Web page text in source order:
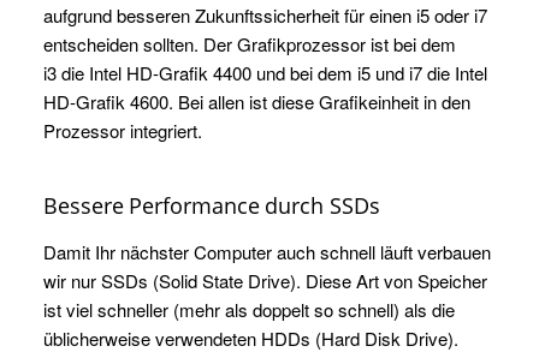
aufgrund besseren Zukunftssicherheit für einen i5 oder i7
entscheiden sollten. Der Grafikprozessor ist bei dem
i3 die Intel HD-Grafik 4400 und bei dem i5 und i7 die Intel
HD-Grafik 4600. Bei allen ist diese Grafikeinheit in den
Prozessor integriert.
Bessere Performance durch SSDs
Damit Ihr nächster Computer auch schnell läuft verbauen
wir nur SSDs (Solid State Drive). Diese Art von Speicher
ist viel schneller (mehr als doppelt so schnell) als die
üblicherweise verwendeten HDDs (Hard Disk Drive).